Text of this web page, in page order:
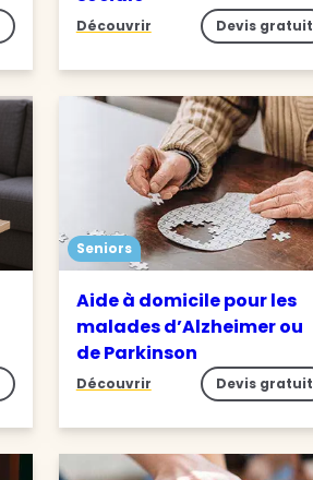
Découvrir Devis gratuit
Seniors
Aide à domicile pour les
malades d’Alzheimer ou
de Parkinson
Découvrir Devis gratuit